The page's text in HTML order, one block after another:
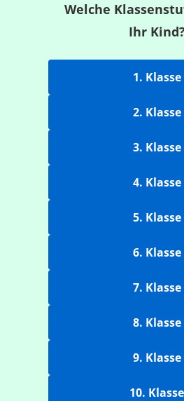
Welche
Ihr Kind?
1. Klasse
2. Klasse
3. Klasse
4. Klasse
5. Klasse
6. Klasse
7. Klasse
8. Klasse
9. Klasse
10. Klasse